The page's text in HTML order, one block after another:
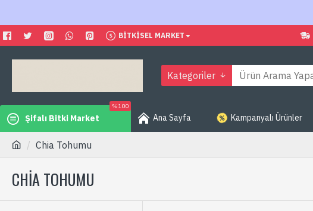
BITKISEL MARKET
Kategoriler
Şifalı Bitki Market
%100
Ana Sayfa Kampanyalı Ürünler
Chia Tohumu
CHIA TOHUMU